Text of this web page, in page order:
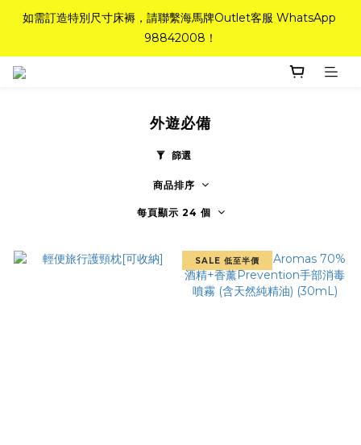
如需訂造特別尺寸床褥，請聯繫海馬牌Outlet客服 WhatsApp
98842008！
如需訂造特別尺寸床褥，請聯繫海馬牌Outlet客服 WhatsApp
98842008！
Top-Tier Quality系列床褥82折(新永久記憶床褥 及 健康記憶床
如需訂造特別尺寸床褥，請聯繫海馬牌Outlet客服 WhatsApp
98842008！
外遊必備
篩選
商品排序
每頁顯示 24 個
SALE 低至半價